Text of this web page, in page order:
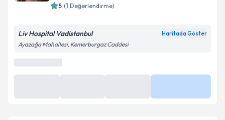
5 (1 Değerlendirme)
Liv Hospital Vadistanbul Haritada Göster
Ayazağa Mahallesi, Kemerburgaz Caddesi